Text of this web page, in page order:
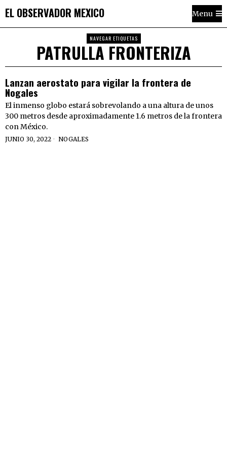
EL OBSERVADOR MEXICO Menu
NAVEGAR ETIQUETAS
PATRULLA FRONTERIZA
Lanzan aerostato para vigilar la frontera de
Nogales
El inmenso globo estará sobrevolando a una altura de unos
300 metros desde aproximadamente 1.6 metros de la frontera
con México.
JUNIO 30, 2022 NOGALES